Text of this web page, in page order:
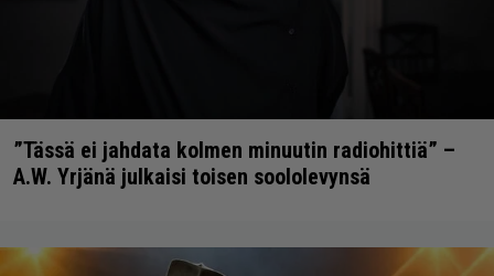
”Tässä ei jahdata kolmen minuutin radiohittiä” –
A.W. Yrjänä julkaisi toisen soololevynsä